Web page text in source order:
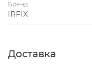
позволяющую
Бренд
IRFIX
Доставка